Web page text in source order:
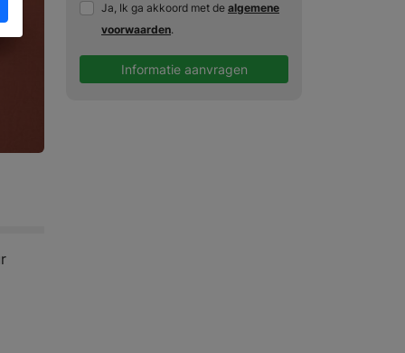
Ja, Ik ga akkoord met de algemene
voorwaarden.
Informatie aanvragen